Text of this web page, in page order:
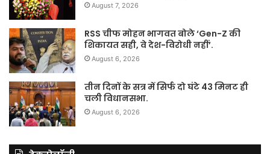
August 7, 2026
RSS चीफ मोहन भागवत बोले ‘Gen-Z की
शिकायत सही, वे देश-विरोधी नहीं’.
August 6, 2026
तीन दिनों के सत्र में सिर्फ दो घंटे 43 मिनट ही
चली विधानसभा.
August 6, 2026